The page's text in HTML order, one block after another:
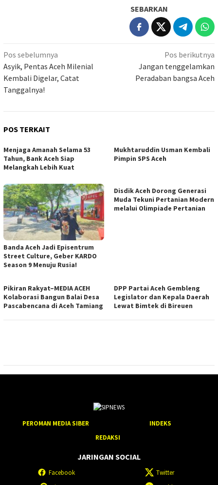
SEBARKAN
Navigasi
pos
Pos sebelumnya
Asyik, Pentas Aceh Milenial
Kembali Digelar, Catat
Tanggalnya!
Pos berikutnya
Jangan tenggelamkan
Peradaban bangsa Aceh
POS TERKAIT
Menjaga Amanah Selama 53
Tahun, Bank Aceh Siap
Melangkah Lebih Kuat
Mukhtaruddin Usman Kembali
Pimpin SPS Aceh
Banda Aceh Jadi Episentrum
Street Culture, Geber KARDO
Season 9 Menuju Rusia!
Disdik Aceh Dorong Generasi
Muda Tekuni Pertanian Modern
melalui Olimpiade Pertanian
Pikiran Rakyat–MEDIA ACEH
Kolaborasi Bangun Balai Desa
Pascabencana di Aceh Tamiang
DPP Partai Aceh Gembleng
Legislator dan Kepala Daerah
Lewat Bimtek di Bireuen
PEROMAN MEDIA SIBER
INDEKS
REDAKSI
JARINGAN SOCIAL
Facebook
Twitter